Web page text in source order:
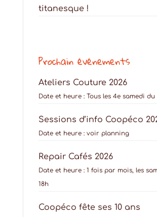
titanesque !
Prochain événements
Ateliers Couture 2026
Date et heure : Tous les 4e samedi du
Sessions d’info Coopéco
Date et heure : voir planning
Repair Cafés 2026
Date et heure : 1 fois par mois, les
18h
Coopéco fête ses 10 ans